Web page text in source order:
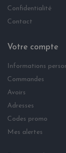
Confidentialité
Contact
Votre compte
Informations
Commandes
Avoirs
Adresses
Codes promo
Mes alertes